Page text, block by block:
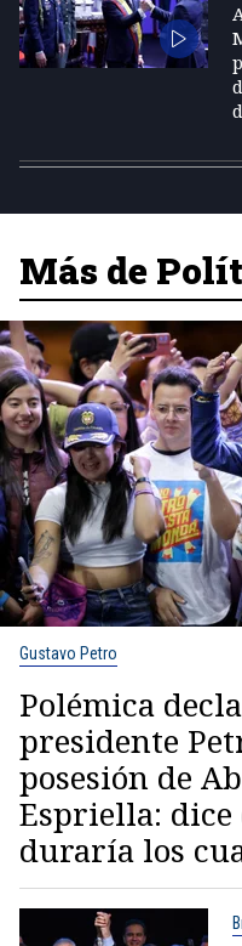
Más de
Gustavo Petro
Polémica
presidente
posesión de
Espriella: dice
duraría los